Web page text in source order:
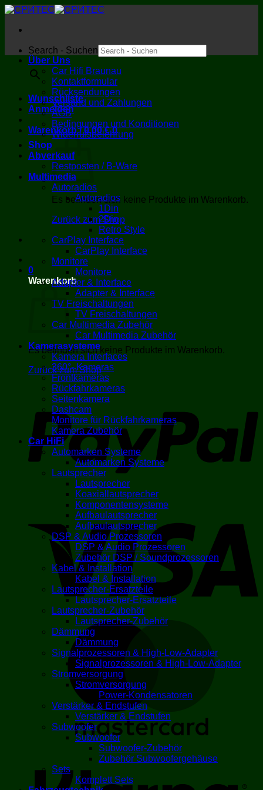
Zum
springen
Search - Suchen
×
Wunschliste
Anmelden
Warenkorb /0,00€ 0
Es befinden sich keine Produkte im Warenkorb.
Zurück zum Shop
0
Warenkorb
Es befinden sich keine Produkte im Warenkorb.
Zurück zum Shop
Über Uns
Car Hifi Braunau
Kontaktformular
Rücksendungen
Versand und Zahlungen
AGB
Bedingungen und Konditionen
Widerrufsbelehrung
Shop
Abverkauf
Restposten / B-Ware
Multimedia
Autoradios
Autoradios
1Din
2Din
Retro Style
CarPlay Interface
CarPlay Interface
Monitore
Monitore
Adapter & Interface
Adapter & Interface
TV Freischaltungen
TV Freischaltungen
Car Multimedia Zubehör
Car Multimedia Zubehör
Kamerasysteme
Kamera Interfaces
360°- Kameras
Frontkameras
Rückfahrkameras
Seitenkamera
Dashcam
Monitore für Rückfahrkameras
Kamera Zubehör
Car HiFi
Automarken Systeme
Automarken Systeme
Lautsprecher
Lautsprecher
Koaxiallautsprecher
Komponentensysteme
Aufbaulautsprecher
Aufbaulautsprecher
DSP & Audio Prozessoren
DSP & Audio Prozessoren
Zubehör DSP / Soundprozessoren
Kabel & Installation
Kabel & Installation
Lautsprecher-Ersatzteile
Lautsprecher-Ersatzteile
Lautsprecher-Zubehör
Lautsprecher-Zubehör
Dämmung
Dämmung
Signalprozessoren & High-Low-Adapter
Signalprozessoren & High-Low-Adapter
Stromversorgung
Stromversorgung
Power-Kondensatoren
Verstärker & Endstufen
Verstärker & Endstufen
Subwoofer
Subwoofer
Subwoofer-Zubehör
Zubehör Subwoofergehäuse
Sets
Komplett Sets